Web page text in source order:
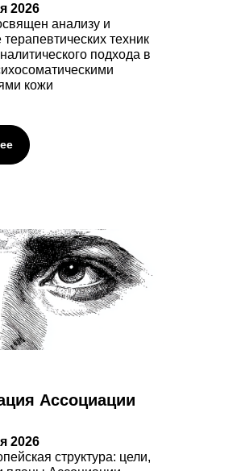
2026
анализу и
терапевтических техник
подхода в
кожи
Ассоциации
2026
структура: цели,